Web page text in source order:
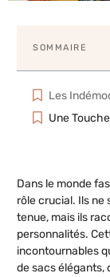
SOMMAIRE
Les
Une
Dans le monde
rôle crucial. Ils ne
tenue, mais ils
personnalités.
incontournables
de sacs élégants,